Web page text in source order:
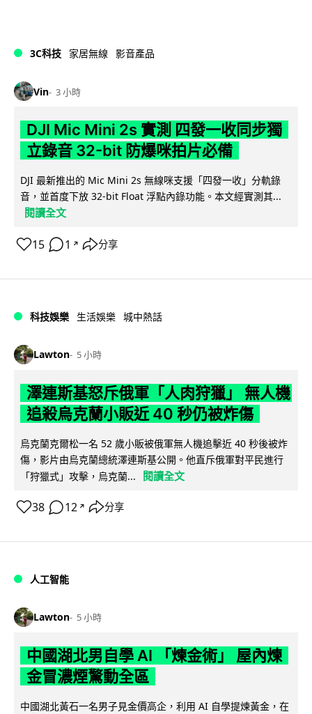
3C科技 家居無線 影音產品
Vin 3 小時
DJI Mic Mini 2s 實測 四發一收同步獨
立錄音 32-bit 防爆咪拍片必備
DJI 最新推出的 Mic Mini 2s 無線咪支援「四發一收」分軌錄
音，並首度下放 32-bit Float 浮點內錄功能。本文經實測其...
閱讀全文
15 1 ↗ 分享
科技娛樂 生活娛樂 城中熱話
Lawton 5 小時
澤連斯基怒斥俄軍「人肉狩獵」 無人機
追殺烏克蘭小販近 40 秒仍被炸傷
烏克蘭克爾松一名 52 歲小販被俄軍無人機追擊近 40 秒後被炸
傷，影片由烏克蘭總統澤連斯基公開。他直斥俄軍對平民進行
「狩獵式」攻擊，烏克蘭...
閱讀全文
38 12 ↗ 分享
人工智能
Lawton 5 小時
中國湖北男自學 AI 「煉金術」 屋內煉
金冒濃煙驚動全區
中國湖北黃石一名男子見金價高企，利用 AI 自學提煉黃金，在